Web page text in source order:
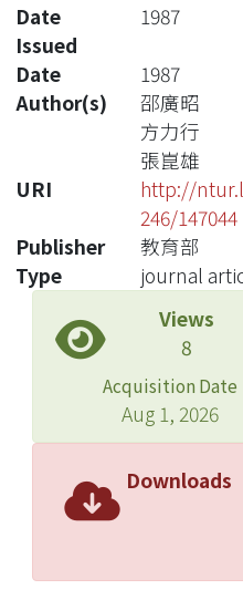
Date
Issued
1987
Date
1987
Author(s)
邵廣昭
方力行
張崑雄
URI
http://
246/147044
Publisher
教育部
Type
journal
Views
8
Acquisition Date
Aug 1, 2026
Downloads